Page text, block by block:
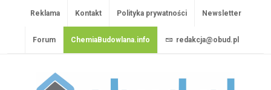
Reklama Kontakt Polityka prywatności Newsletter
Forum ChemiaBudowlana.info redakcja@obud.pl